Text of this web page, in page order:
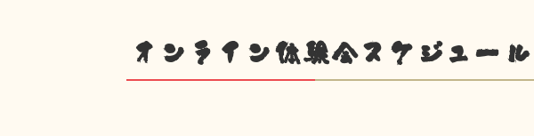
オンライン体験会スケジュール